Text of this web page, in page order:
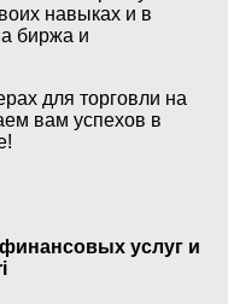
навыках и в
биржа и
для торговли на
вам успехов в
услуг и